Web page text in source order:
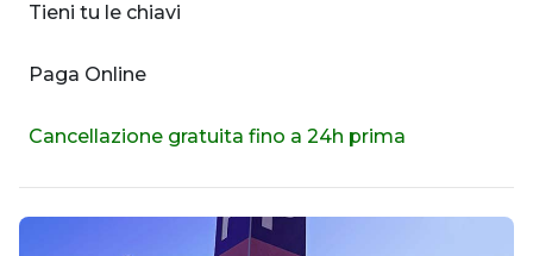
Tieni tu le chiavi
Paga Online
Cancellazione gratuita fino a 24h prima